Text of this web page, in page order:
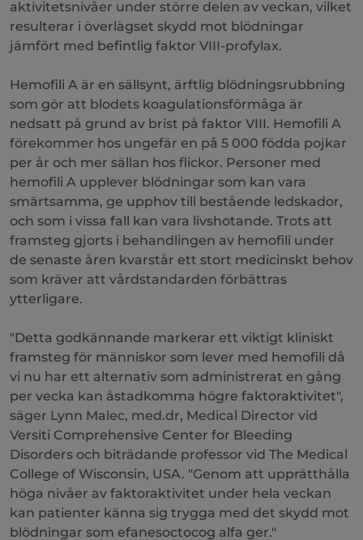
aktivitetsnivåer under större delen av veckan, vilket
resulterar i överlägset skydd mot blödningar
jämfört med befintlig faktor VIII-profylax.
Hemofili A är en sällsynt, ärftlig blödningsrubbning
som gör att blodets koagulationsförmåga är
nedsatt på grund av brist på faktor VIII. Hemofili A
förekommer hos ungefär en på 5 000 födda pojkar
per år och mer sällan hos flickor. Personer med
hemofili A upplever blödningar som kan vara
smärtsamma, ge upphov till bestående ledskador,
och som i vissa fall kan vara livshotande. Trots att
framsteg gjorts i behandlingen av hemofili under
de senaste åren kvarstår ett stort medicinskt behov
som kräver att vårdstandarden förbättras
ytterligare.
"Detta godkännande markerar ett viktigt kliniskt
framsteg för människor som lever med hemofili då
vi nu har ett alternativ som administrerat en gång
per vecka kan åstadkomma högre faktoraktivitet",
säger Lynn Malec, med.dr, Medical Director vid
Versiti Comprehensive Center for Bleeding
Disorders och biträdande professor vid The Medical
College of Wisconsin, USA. "Genom att upprätthålla
höga nivåer av faktoraktivitet under hela veckan
kan patienter känna sig trygga med det skydd mot
blödningar som efanesoctocog alfa ger."